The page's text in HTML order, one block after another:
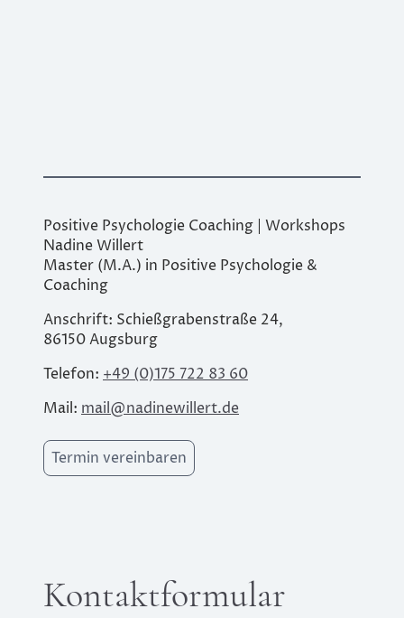
Positive Psychologie Coaching Workshops
Nadine Willert
Master (M.A.) in Positive Psychologie &
Coaching
Anschrift: Schießgrabenstraße 24,
86150 Augsburg
Telefon: +49 (0)175 722 83 60
Mail: mail@nadinewillert.de
Termin vereinbaren
Kontaktformular